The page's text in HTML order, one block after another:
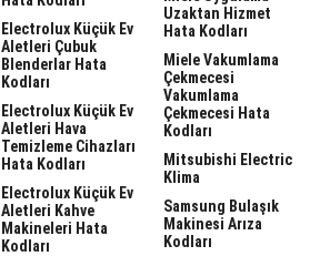
Electrolux Küçük Ev
Aletleri Çubuk
Blenderlar Hata
Kodları
Electrolux Küçük Ev
Aletleri Hava
Temizleme Cihazları
Hata Kodları
Electrolux Küçük Ev
Aletleri Kahve
Makineleri Hata
Kodları
Uzaktan Hizmet
Hata Kodları
Miele Vakumlama
Çekmecesi
Vakumlama
Çekmecesi Hata
Kodları
Mitsubishi Electric
Klima
Samsung Bulaşık
Makinesi Arıza
Kodları